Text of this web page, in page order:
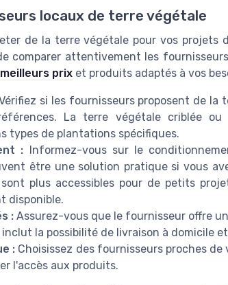
locaux de terre végétale
de la terre végétale pour vos projets
comparer attentivement les
prix et produits adaptés à vos
si les fournisseurs proposent de la
La terre végétale criblée
types de plantations spécifiques.
: Informez-vous sur le
être une solution pratique si vous
plus accessibles pour de petits
disponible.
: Assurez-vous que le fournisseur offre
la possibilité de livraison à domicile
: Choisissez des fournisseurs proches
l'accès aux produits.